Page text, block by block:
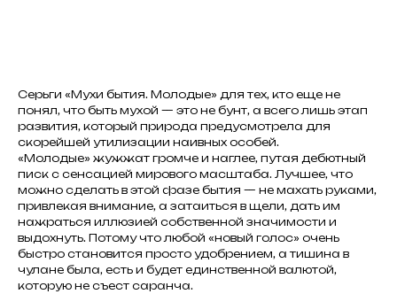
Серьги «Мухи бытия. Молодые» для тех, кто еще не
понял, что быть мухой — это не бунт, а всего лишь этап
развития, который природа предусмотрела для
скорейшей утилизации наивных особей.
«Молодые» жужжат громче и наглее, путая дебютный
писк с сенсацией мирового масштаба. Лучшее, что
можно сделать в этой фазе бытия — не махать руками,
привлекая внимание, а затаиться в щели, дать им
нажраться иллюзией собственной значимости и
выдохнуть. Потому что любой «новый голос» очень
быстро становится просто удобрением, а тишина в
чулане была, есть и будет единственной валютой,
которую не съест саранча.